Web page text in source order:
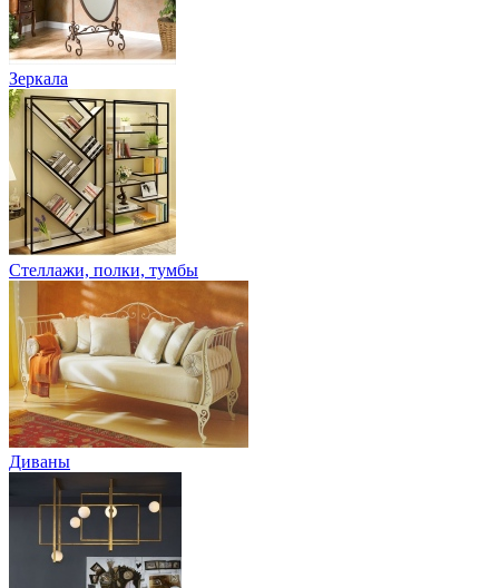
Зеркала
Стеллажи, полки, тумбы
Диваны